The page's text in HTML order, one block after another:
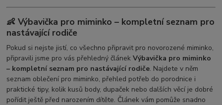
👶 Výbavička pro miminko – kompletní seznam pro
nastávající rodiče
Pokud si nejste jistí, co všechno připravit pro novorozené miminko,
připravili jsme pro vás přehledný článekVýbavička pro miminko
– kompletní seznam pro nastávající rodiče. Najdete v něm
seznam oblečení pro miminko, přehled potřeb do porodnice i
praktické tipy, kolik kusů body, dupaček nebo dalších věcí je dobré
pořídit ještě před narozením dítěte. Článek vám pomůže snadno